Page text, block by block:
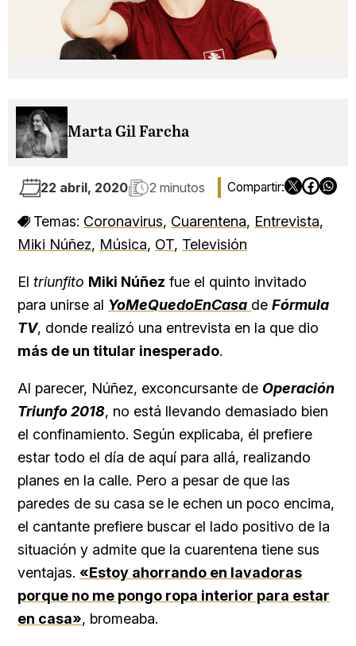
Marta Gil Farcha
22 abril, 2020 2 minutos
Temas: Coronavirus, Cuarentena, Entrevista,
Miki Núñez, Música, OT, Televisión
El triunfito Miki Núñez fue el quinto invitado
para unirse al YoMeQuedoEnCasa de Fórmula
TV, donde realizó una entrevista en la que dio
más de un titular inesperado.
Al parecer, Núñez, exconcursante de Operación
Triunfo 2018, no está llevando demasiado bien
el confinamiento. Según explicaba, él prefiere
estar todo el día de aquí para allá, realizando
planes en la calle. Pero a pesar de que las
paredes de su casa se le echen un poco encima,
el cantante prefiere buscar el lado positivo de la
situación y admite que la cuarentena tiene sus
ventajas. «Estoy ahorrando en lavadoras
porque no me pongo ropa interior para estar
en casa», bromeaba.